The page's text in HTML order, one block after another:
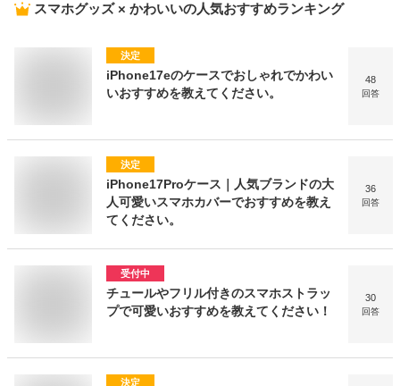
スマホグッズ × かわいいの人気おすすめランキング
決定
iPhone17eのケースでおしゃれでかわい
いおすすめを教えてください。
48
回答
決定
iPhone17Proケース｜人気ブランドの大
人可愛いスマホカバーでおすすめを教え
てください。
36
回答
受付中
チュールやフリル付きのスマホストラッ
プで可愛いおすすめを教えてください！
30
回答
決定